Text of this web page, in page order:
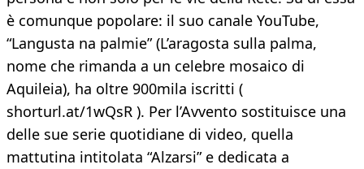
è comunque popolare: il suo canale YouTube,
“Langusta na palmie” (L’aragosta sulla palma,
nome che rimanda a un celebre mosaico di
Aquileia), ha oltre 900mila iscritti (
shorturl.at/1wQsR ). Per l’Avvento sostituisce una
delle sue serie quotidiane di video, quella
mattutina intitolata “Alzarsi” e dedicata a